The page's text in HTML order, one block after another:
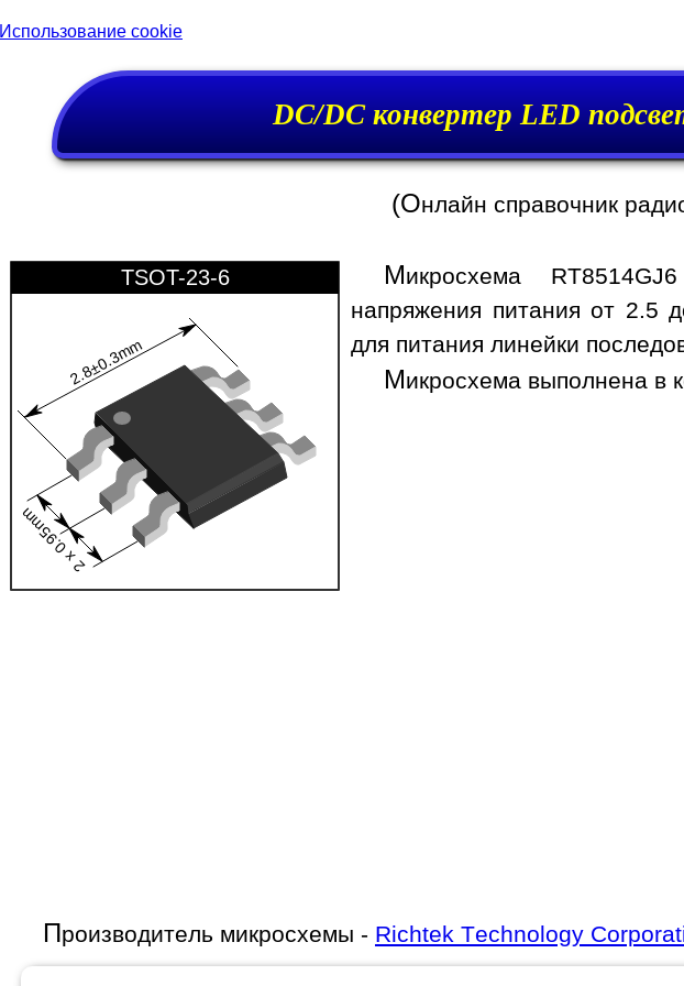
Использование cookie
DC/DC конвертер LED
(Онлайн справочник
2.8±0.3mm
2 x 0.95mm
TSOT-23-6 Микросхема
напряжения питания от 2.5
для питания линейки
Микросхема выполнена в
Производитель микросхемы - Richtek Technology